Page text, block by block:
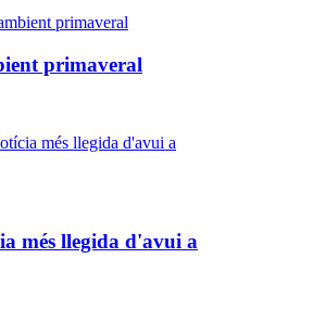
primaveral
més llegida d'avui a